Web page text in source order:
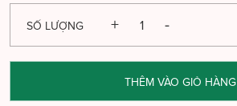
SỐ LƯỢNG
THÊM VÀO GIỎ HÀNG